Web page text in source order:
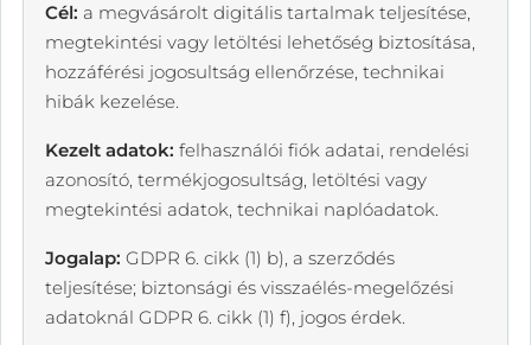
Cél: a megvásárolt digitális tartalmak teljesítése,
megtekintési vagy letöltési lehetőség biztosítása,
hozzáférési jogosultság ellenőrzése, technikai
hibák kezelése.
Kezelt adatok: felhasználói fiók adatai, rendelési
azonosító, termékjogosultság, letöltési vagy
megtekintési adatok, technikai naplóadatok.
Jogalap: GDPR 6. cikk (1) b), a szerződés
teljesítése; biztonsági és visszaélés-megelőzési
adatoknál GDPR 6. cikk (1) f), jogos érdek.